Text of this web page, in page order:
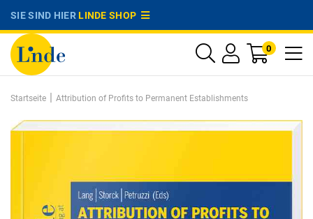
SIE SIND HIERLINDE SHOP
0
Startseite | Attribution of Profits to Permanent Establishments